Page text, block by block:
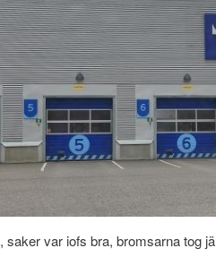
saker var iofs bra, bromsarna tog